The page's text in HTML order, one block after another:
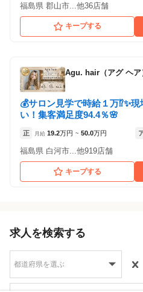
福島県 郡山市...他36店舗
キープする
Agu. hair（アグ ヘア
💰サロン見学で時給１万⁉✨
い！集客満足度94.4％🌸
正 月給 19.2万円 ~ 50.0万円
福島県 白河市...他919店舗
キープする
求人を検索する